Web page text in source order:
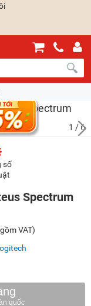
1 / 6
số
Spectrum
VAT)